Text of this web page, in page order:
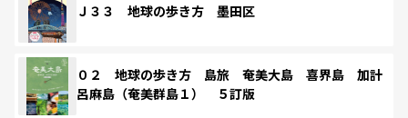
Ｊ３３ 地球の歩き方 墨田区
０２ 地球の歩き方 島旅 奄美大島 喜界島 加計
呂麻島（奄美群島１） ５訂版